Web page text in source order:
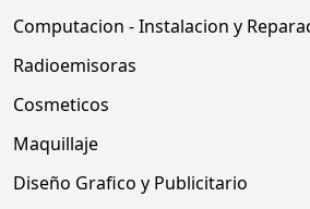
Computacion - Instalacion y
Radioemisoras
Cosmeticos
Maquillaje
Diseño Grafico y Publicitario